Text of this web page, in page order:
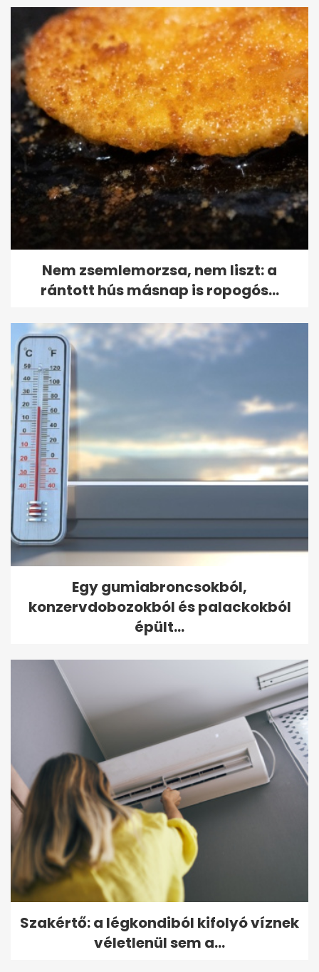
Nem zsemlemorzsa, nem liszt: a
rántott hús másnap is ropogós...
Egy gumiabroncsokból,
konzervdobozokból és palackokból
épült...
Szakértő: a légkondiból kifolyó víznek
véletlenül sem a...